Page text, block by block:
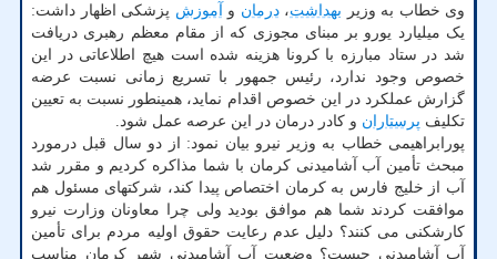
وی خطاب به وزیر بهداشت،درمان و آموزش پزشکی اظهار داشت:
یک میلیارد یورو بر مبنای مجوزی که از مقام معظم رهبری دریافت
شد در ستاد مبارزه با کرونا هزینه شده است هیچ اطلاعاتی در این
خصوص وجود ندارد، رئیس جمهور با تسریع زمانی نسبت عرضه
گزارش عملکرد در این خصوص اقدام نماید، همینطور نسبت به تعیین
تکلیف پرستاران و کادر درمان در این عرصه عمل شود.
پورابراهیمی خطاب به وزیر نیرو بیان نمود: از دو سال قبل درمورد
مبحث تأمین آب آشامیدنی کرمان با شما مذاکره کردیم و مقرر شد
آب از خلیج فارس به کرمان اختصاص پیدا کند، شرکتهای مسئول هم
موافقت کردند شما هم موافق بودید ولی چرا معاونان وزارت نیرو
کارشکنی می کنند؟ دلیل عدم رعایت حقوق اولیه مردم برای تأمین
آب آشامیدنی چیست؟ وضعیت آب آشامیدنی شهر کرمان مناسب